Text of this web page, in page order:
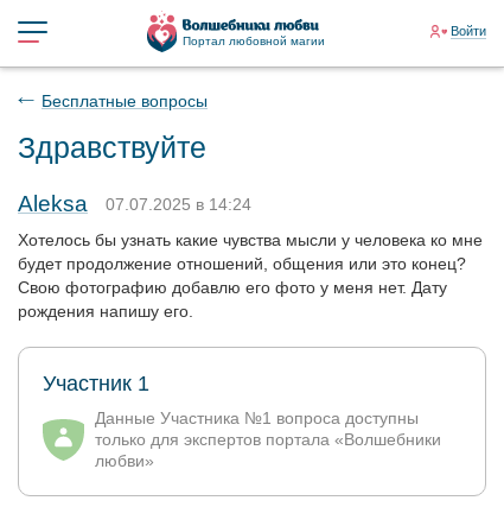
Портал любовной магии
Войти
Бесплатные вопросы
Здравствуйте
Aleksa
07.07.2025 в 14:24
Хотелось бы узнать какие чувства мысли у человека ко мне
будет продолжение отношений, общения или это конец?
Свою фотографию добавлю его фото у меня нет. Дату
рождения напишу его.
Участник 1
Данные Участника №1 вопроса доступны
только для экспертов портала «Волшебники
любви»